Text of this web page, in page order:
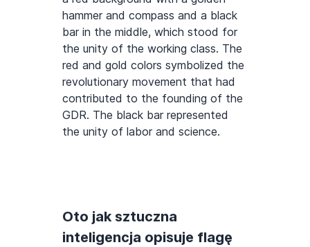
hammer and compass and a black
bar in the middle, which stood for
the unity of the working class. The
red and gold colors symbolized the
revolutionary movement that had
contributed to the founding of the
GDR. The black bar represented
the unity of labor and science.
Oto jak sztuczna
inteligencja opisuje flagę